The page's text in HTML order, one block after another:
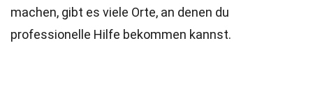
machen, gibt es viele Orte, an denen du
professionelle Hilfe bekommen kannst.